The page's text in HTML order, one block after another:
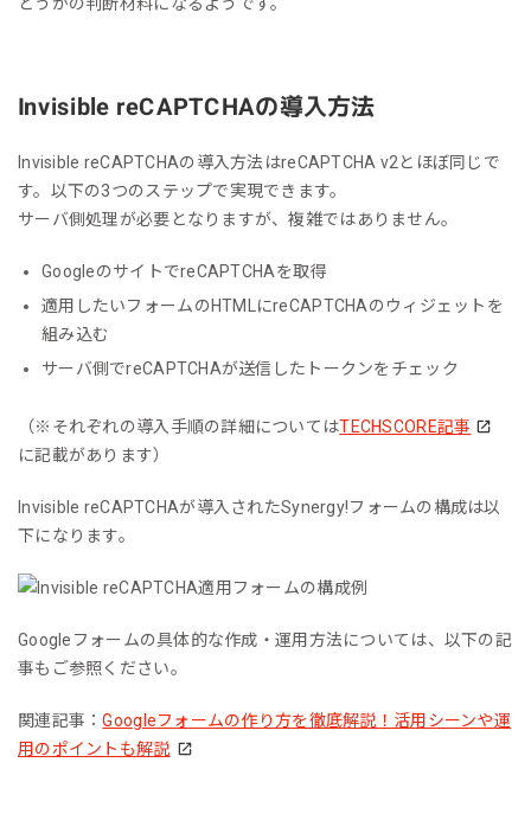
Invisible reCAPTCHAの導入方法
Invisible reCAPTCHAの導入方法はreCAPTCHA v2とほぼ同じで
す。以下の3つのステップで実現できます。
サーバ側処理が必要となりますが、複雑ではありません。
GoogleのサイトでreCAPTCHAを取得
適用したいフォームのHTMLにreCAPTCHAのウィジェットを
組み込む
サーバ側でreCAPTCHAが送信したトークンをチェック
（※それぞれの導入手順の詳細についてはTECHSCORE記事
に記載があります）
Invisible reCAPTCHAが導入されたSynergy!フォームの構成は以
下になります。
Googleフォームの具体的な作成・運用方法については、以下の記
事もご参照ください。
関連記事：Googleフォームの作り方を徹底解説！活用シーンや運
用のポイントも解説